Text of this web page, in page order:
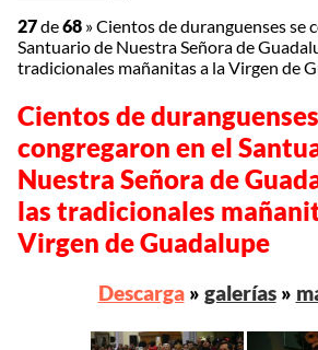
27de68 »Cientos de duranguenses se
Santuario de Nuestra Señora de
tradicionales mañanitas a la Virgen de
Cientos de
congregaron en el
Nuestra Señora de
las tradicionales
Virgen de Guadalupe
Descarga» galerías»